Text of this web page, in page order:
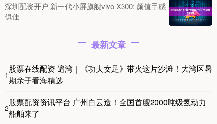
深圳配资开户 新一代小屏旗舰vivo X300: 颜值手感
俱佳
最新文章
1
股票在线配资 遛湾｜《功夫女足》带火这片沙滩！大湾区暑
期亲子看海精选
2
股票配资资讯平台 广州白云造！全国首艘2000吨级氢动力
船舶来了